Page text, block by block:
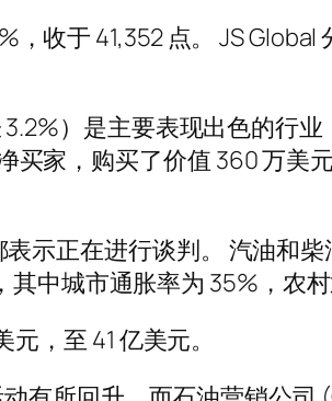
收于 41,352 点。 JS
）是主要表现出色的行业
买家，购买了价值 360 万美
示正在进行谈判。 汽油和
中城市通胀率为 35%，农村
，至 41 亿美元。